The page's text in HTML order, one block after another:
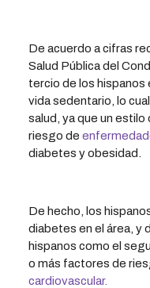
De acuerdo a cifras
Salud Pública del
tercio de los hispanos
vida sedentario, lo
salud, ya que un estilo
riesgo de
diabetes y obesidad.
De hecho, los
diabetes en el área, y
hispanos como el
o más factores de
cardiovascular.